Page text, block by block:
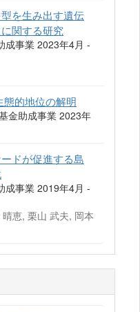
を生み出す遺伝
関する研究
成事業 2023年4月 -
的地位の解明
金助成事業 2023年
ドが促進する島
成事業 2019年4月 -
恵, 栗山 武夫, 岡本